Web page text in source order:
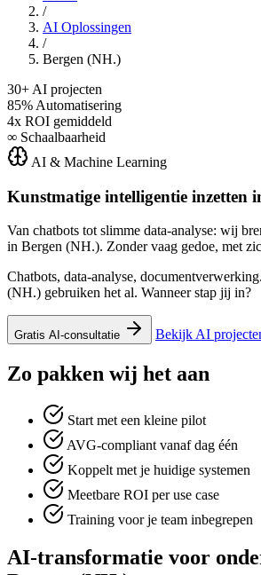
/
AI Oplossingen
/
Bergen (NH.)
30+ AI projecten
85% Automatisering
4x ROI gemiddeld
∞ Schaalbaarheid
AI & Machine Learning
Kunstmatige intelligentie inzetten
Van chatbots tot slimme data-analyse: wij
in Bergen (NH.). Zonder vaag gedoe, met
Chatbots, data-analyse,
(NH.) gebruiken het al. Wanneer stap jij in?
Gratis AI-consultatie Bekijk AI
Zo pakken wij het aan
Start met een kleine pilot
AVG-compliant vanaf dag één
Koppelt met je huidige systemen
Meetbare ROI per use case
Training voor je team inbegrepen
AI-transformatie voor